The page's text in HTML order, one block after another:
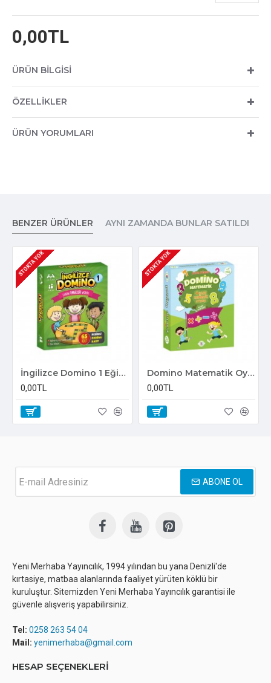
0,00TL
ÜRÜN BILGISI
ÖZELLIKLER
ÜRÜN YORUMLARI
BENZER ÜRÜNLER AYNI ZAMANDA BUNLAR SATILDI
STOKTA YOK
İngilizce Domino 1 Eğitici Oyun
0,00TL
STOKTA YOK
Domino Matematik Oyunu
0,00TL
ABONE OL
Yeni Merhaba Yayıncılık, 1994 yılından bu yana Denizli'de
kırtasiye, matbaa alanlarında faaliyet yürüten köklü bir
kuruluştur. Sitemizden Yeni Merhaba Yayıncılık garantisi ile
güvenle alışveriş yapabilirsiniz.
Tel: 0258 263 54 04
Mail: yenimerhaba@gmail.com
HESAP SEÇENEKLERİ